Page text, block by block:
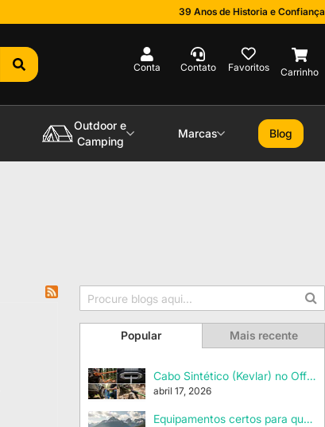
39 Anos de Historia e Confiança
Outdoor e
Camping
Marcas Blog
Popular
Cabo Sintético (Kevlar) no Off-Road: Guia Definitivo de Uso e Manutenção
abril 17, 2026
Equipamentos certos para quem vive fora do asfalto
Mais recente